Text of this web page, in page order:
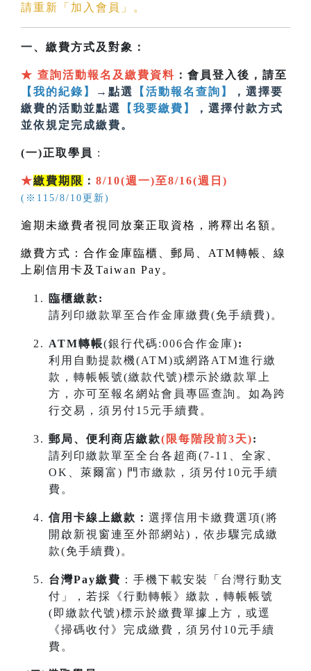
請重新「加入會員」。
一、繳費方式及對象：
★ 查詢活動報名及繳費資料 ：會員登入後，請至
【我的紀錄】
→點選 【活動報名查詢】
，選擇要
繳費的活動並點選
【我要繳費】
，選擇付款方式
並依規定完成繳費。
(一)正取學員 :
★繳費期限 ： 8/10(週一)至8/16(週日)
(※115/8/10更新)
逾期未繳費者視同放棄正取資格，將釋出名額。
繳費方式：合作金庫臨櫃、郵局、 ATM轉帳、線
上刷信用卡及 Taiwan Pay。
臨櫃繳款:
請列印繳款單至合作金庫繳費(免手續費)。
ATM轉帳(銀行代碼:006合作金庫):
利用自動提款機(ATM)或網路ATM進行繳
款，轉帳帳號(繳款代號)標示於繳款單上
方，亦可至報名網站會員專區查詢。如為跨
行交易，須另付15元手續費。
郵局、便利商店繳款(限每階段前3天):
請列印繳款單至全台各超商(7-11、全家、
OK、萊爾富) 門市繳款，須另付10元手續
費。
信用卡線上繳款： 選擇信用卡繳費選項(將
開啟新視窗連至外部網站)，依步驟完成繳
款(免手續費)。
台灣Pay繳費 ：手機下載安裝「台灣行動支
付」，若採《行動轉帳》繳款，轉帳帳號
(即繳款代號)標示於繳費單據上方，或逕
《掃碼收付》完成繳費，須另付10元手續
費。